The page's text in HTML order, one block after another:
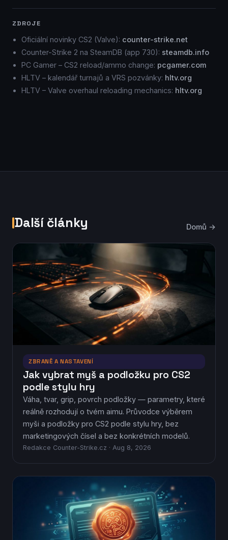
ZDROJE
Oficiální novinky CS2 (Valve): counter-strike.net
Counter-Strike 2 na SteamDB (app 730): steamdb.info
PC Gamer – CS2 reload/ammo change: pcgamer.com
HLTV – kalendář turnajů a VRS pozvánky: hltv.org
HLTV – Valve overhaul reloading mechanics: hltv.org
Další články Domů →
ZBRANĚ A NASTAVENÍ
Jak vybrat myš a podložku pro CS2
podle stylu hry
Váha, tvar, grip, povrch podložky — parametry, které
reálně rozhodují o tvém aimu. Průvodce výběrem
myši a podložky pro CS2 podle stylu hry, bez
marketingových čísel a bez konkrétních modelů.
Redakce Counter-Strike.cz · Aug 8, 2026